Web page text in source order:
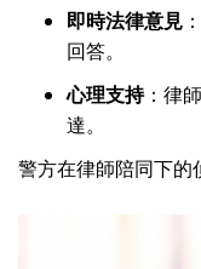
即時法律意見
回答。
心理支持：律
達。
警方在律師陪同下的